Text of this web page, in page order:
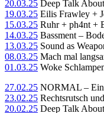
20.03.25 Deep Talk
19.03.25 Eilis Frawley +
15.03.25 Ruhr + ph4nt +
14.03.25 Bassment –
13.03.25 Sound as
08.03.25 Mach mal
01.03.25 Woke
27.02.25 NORMAL –
23.02.25 Rechtsrutsch
20.02.25 Deep Talk